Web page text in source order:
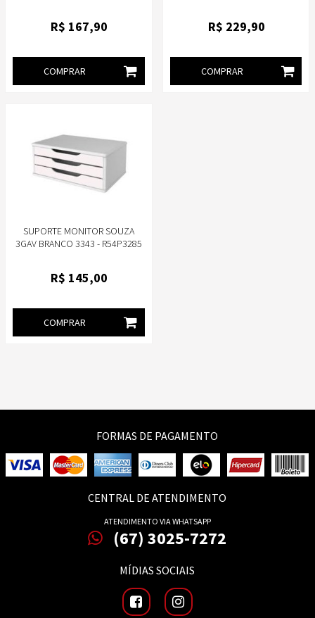
R$ 167,90
COMPRAR
R$ 229,90
COMPRAR
SUPORTE MONITOR SOUZA
3GAV BRANCO 3343 - R54P3285
R$ 145,00
COMPRAR
FORMAS DE PAGAMENTO
CENTRAL DE ATENDIMENTO
ATENDIMENTO VIA WHATSAPP
(67) 3025-7272
MÍDIAS SOCIAIS